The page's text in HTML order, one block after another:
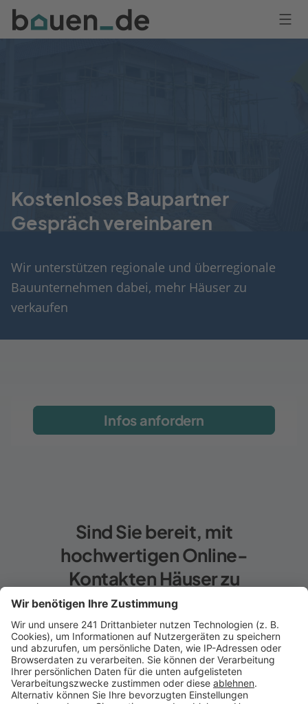
Bauen
Logo
Kostenloses Baupartner
Gespräch vereinbaren
Wir unterstützen regionale und überregionale
Bauunternehmen dabei, mehr Häuser zu
verkaufen